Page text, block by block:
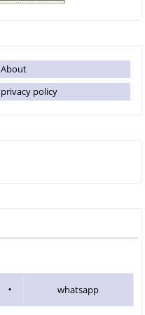
About
privacy policy
whatsapp